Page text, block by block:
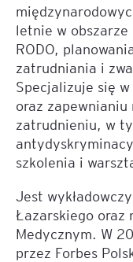
letnie w
RODO,
zatrudniania i
Specjalizuje się
oraz
zatrudnieniu, w
szkolenia i
Jest
Łazarskiego oraz
Medycznym. W
przez Forbes